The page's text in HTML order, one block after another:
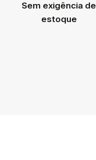
Sem exigência de
estoque